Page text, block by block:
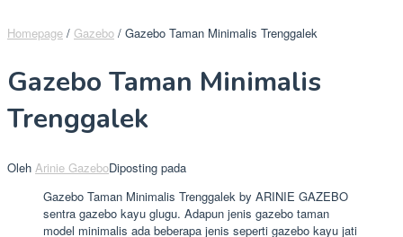
Homepage / Gazebo / Gazebo Taman Minimalis Trenggalek
Gazebo Taman Minimalis
Trenggalek
Oleh Arinie GazeboDiposting pada
Gazebo Taman Minimalis Trenggalek by ARINIE GAZEBO
sentra gazebo kayu glugu. Adapun jenis gazebo taman
model minimalis ada beberapa jenis seperti gazebo kayu jati